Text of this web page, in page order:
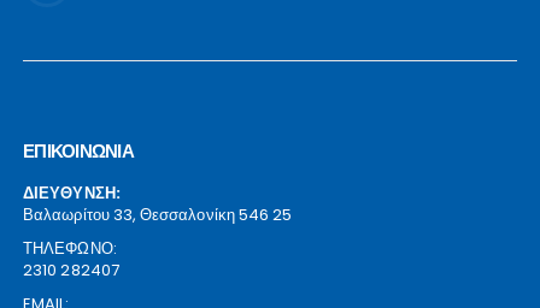
ΕΠΙΚΟΙΝΩΝΙΑ
ΔΙΕΥΘΥΝΣΗ:
Βαλαωρίτου 33, Θεσσαλονίκη 546 25
ΤΗΛΕΦΩΝΟ:
2310 282407